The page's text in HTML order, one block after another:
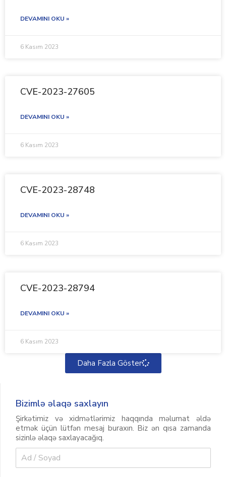
DEVAMINI OKU »
6 Kasım 2023
CVE-2023-27605
DEVAMINI OKU »
6 Kasım 2023
CVE-2023-28748
DEVAMINI OKU »
6 Kasım 2023
CVE-2023-28794
DEVAMINI OKU »
6 Kasım 2023
Daha Fazla Göster
Bizimlə əlaqə saxlayın
Şirkətimiz və xidmətlərimiz haqqında məlumat əldə
etmək üçün lütfən mesaj buraxın. Biz ən qısa zamanda
sizinlə əlaqə saxlayacağıq.